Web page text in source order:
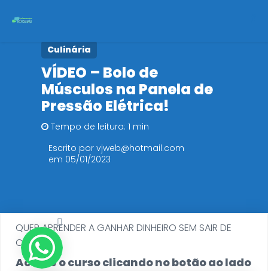
Início
Cursos
Políticas de Privacidade
Culinária
VÍDEO – Bolo de
Músculos na Panela de
Pressão Elétrica!
Tempo de leitura: 1 min
Escrito por vjweb@hotmail.com
em 05/01/2023
QUER APRENDER A GANHAR DINHEIRO SEM SAIR DE
CASA?
Acesse o curso clicando no botão ao lado